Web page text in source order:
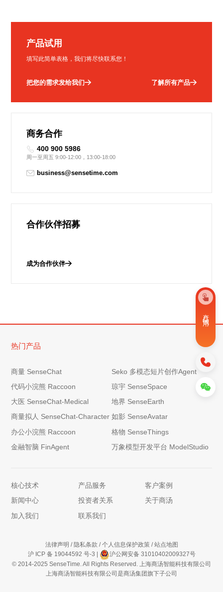
产品试用
填写此简单表格，我们将尽快联系您！
把您的需求发给我们 了解所有产品
商务合作
400 900 5986
周一至周五 9:00-12:00，13:00-18:00
business@sensetime.com
合作伙伴招募
成为合作伙伴
热门产品
商量 SenseChat
Seko 多模态短片创作Agent
代码小浣熊 Raccoon
琼宇 SenseSpace
大医 SenseChat-Medical
地界 SenseEarth
商量拟人 SenseChat-Character 如影 SenseAvatar
办公小浣熊 Raccoon
格物 SenseThings
金融智脑 FinAgent
万象模型开发平台 ModelStudio
核心技术 产品服务
客户案例
新闻中心
投资者关系
关于商汤
加入我们
联系我们
法律声明 / 隐私条款 / 个人信息保护政策/ 站点地图
沪 ICP 备 19044592 号-3 |
沪公网安备 31010402009327号
© 2014-2025 SenseTime. All Rights Reserved. 上海商汤智能科技有限公司
上海商汤智能科技有限公司是商汤集团旗下子公司